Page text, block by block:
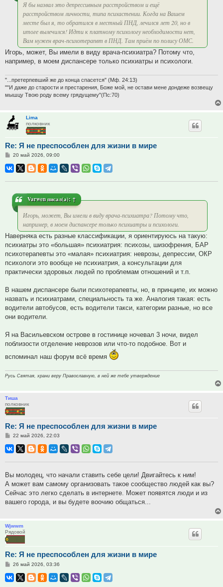
Я бы назвал это депрессивным расстройством и ещё
расстройством личности, типа психастении. Когда на Вашем
месте был я, то обратился в местный ПНД, лечился лет 20, но в
итоге вылечился! Идти к платному психологу необходимости нет,
Вам нужен врач-психотерапвт в ПНД. Там приём по полису ОМС.
Игорь, может, Вы имели в виду врача-психиатра? Потому что,
например, в моем диспансере только психиатры и психологи.
"...претерпевший же до конца спасется" (Мф. 24:13)
""И даже до старости и престарения, Боже мой, не остави мене дондеже возвещу
мышцу Твою роду всему грядущему"(Пс:70)
Lima
полковник
Re: Я не преспособлен для жизни в мире
Сообщение
20 май 2026, 09:00
Varwenписал(а): ↑
Игорь, может, Вы имели в виду врача-психиатра? Потому что,
например, в моем диспансере только психиатры и психологи.
Наверняка есть разные классификации, я ориентируюсь на такую:
психиатры это «большая» психиатрия: психозы, шизофрения, БАР
психотерапевты это «малая» психиатрия: неврозы, депрессии, ОКР
психологи это вообще не психиатрия, а консультации для
практически здоровых людей по проблемам отношений и т.п.
В нашем диспансере были психотерапевты, но, в принципе, их можно
назвать и психиатрами, специальность та же. Аналогия такая: есть
водители автобусов, есть водители такси, категории разные, но все
они водители.
Я на Васильевском острове в гостинице ночевал 3 ночи, видел
поблизости отделение неврозов или что-то подобное. Вот и
вспоминал наш форум всё время
Русь Святая, храни веру Православную, в ней же тебе утверждение
Тиша
полковник
Re: Я не преспособлен для жизни в мире
Сообщение
22 май 2026, 22:03
Вы молодец, что начали ставить себе цели! Двигайтесь к ним!
А может вам самому организовать такое сообщество людей как вы?
Сейчас это легко сделать в интернете. Может появятся люди и из
вашего города, и вы будете воочию общаться...
Wjwwm
Рядовой
Re: Я не преспособлен для жизни в мире
Сообщение
26 май 2026, 03:36